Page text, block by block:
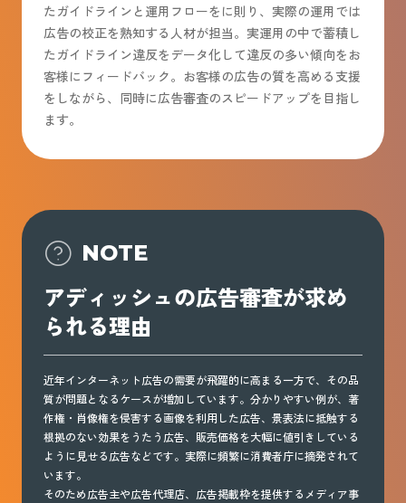
たガイドラインと運用フローをに則り、実際の運用では
広告の校正を熟知する人材が担当。実運用の中で蓄積し
たガイドライン違反をデータ化して違反の多い傾向をお
客様にフィードバック。お客様の広告の質を高める支援
をしながら、同時に広告審査のスピードアップを目指し
ます。
NOTE
アディッシュの広告審査が求め
られる理由
近年インターネット広告の需要が飛躍的に高まる一方で、その品
質が問題となるケースが増加しています。分かりやすい例が、著
作権・肖像権を侵害する画像を利用した広告、景表法に抵触する
根拠のない効果をうたう広告、販売価格を大幅に値引きしている
ように見せる広告などです。実際に頻繁に消費者庁に摘発されて
います。
そのため広告主や広告代理店、広告掲載枠を提供するメディア事